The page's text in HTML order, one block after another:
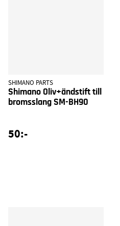
SHIMANO PARTS
Shimano Oliv+ändstift till
bromsslang SM-BH90
50:-